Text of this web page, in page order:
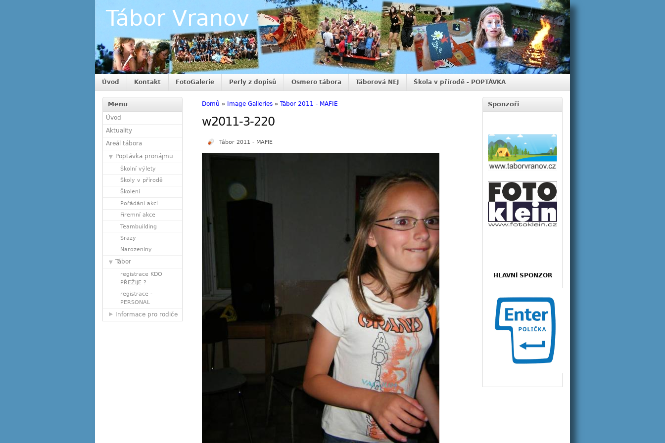
Tábor Vranov
Úvod Kontakt FotoGalerie Perly z dopisů Osmero tábora Táborová NEJ Škola v přírodě - POPTÁVKA
Menu
Úvod
Aktuality
Areál tábora
Poptávka pronájmu
Školní výlety
Školy v přírodě
Školení
Pořádání akcí
Firemní akce
Teambuilding
Srazy
Narozeniny
Tábor
registrace KDO
PŘEŽIJE ?
registrace -
PERSONAL
Informace pro rodiče
Domů » Image Galleries » Tábor 2011 - MAFIE
w2011-3-220
Tábor 2011 - MAFIE
Sponzoři
HLAVNÍ SPONZOR